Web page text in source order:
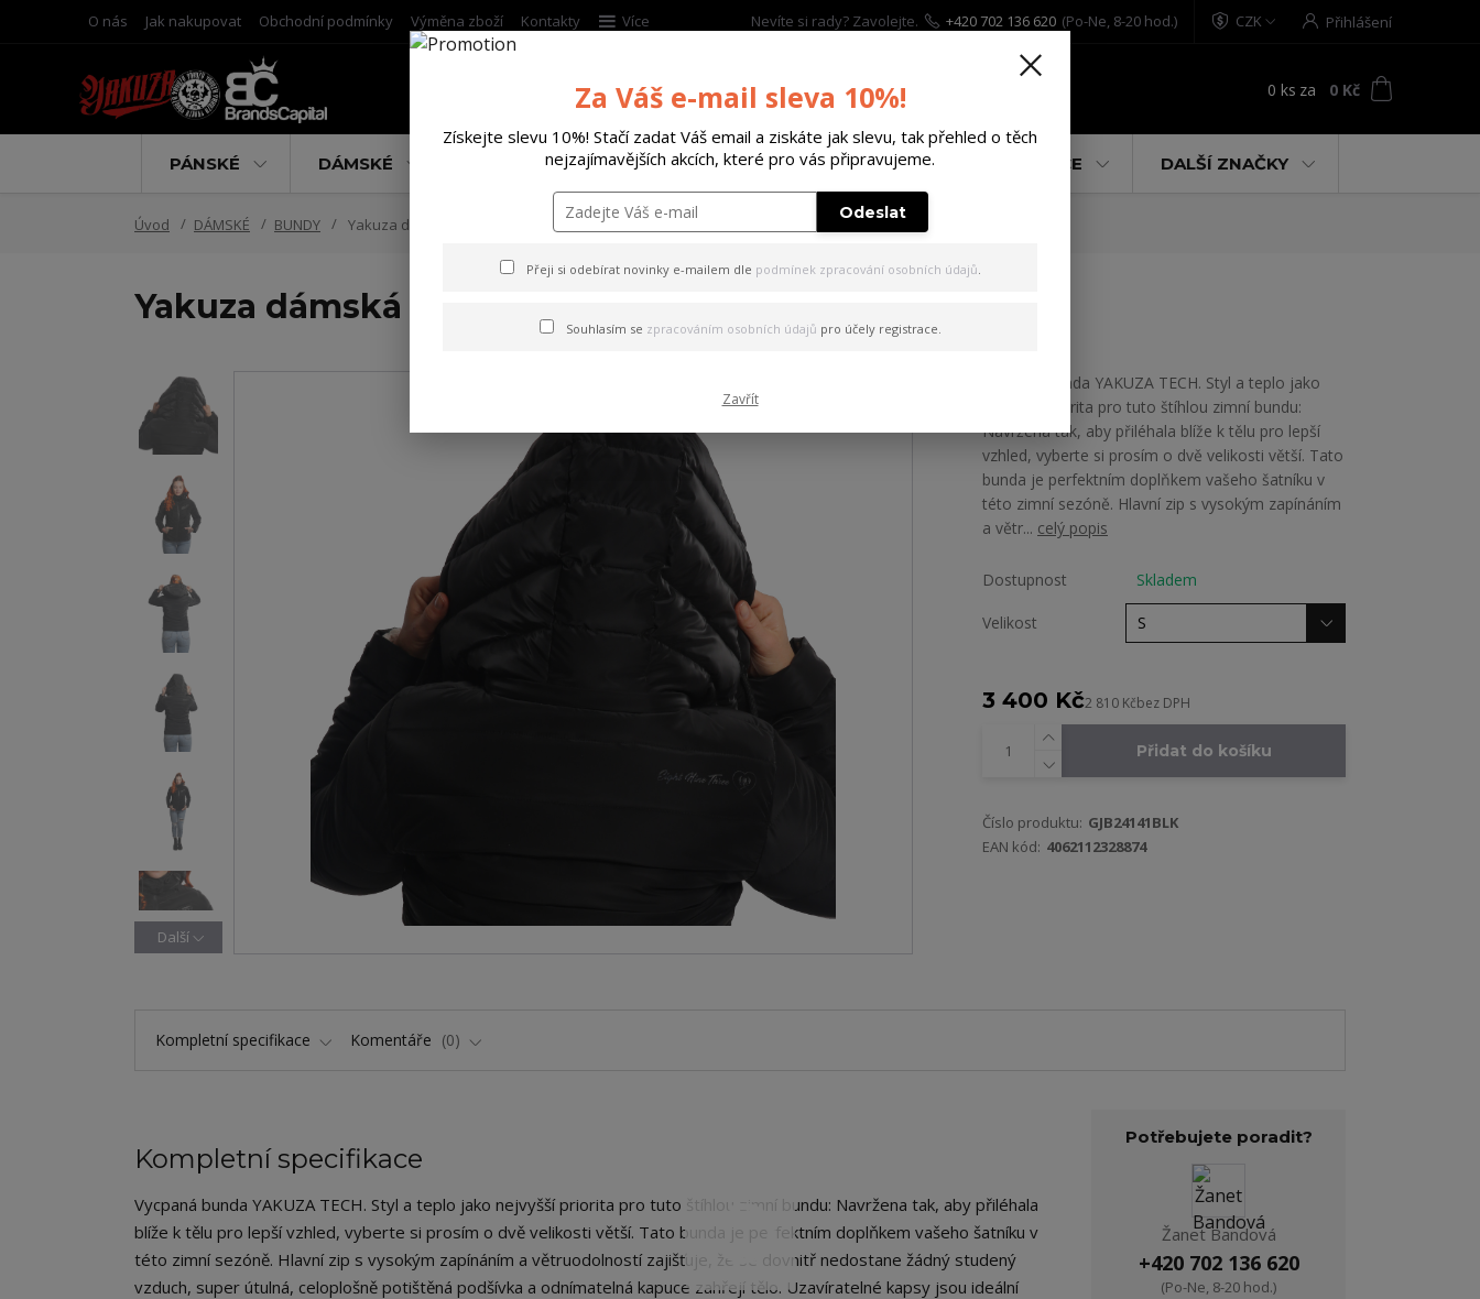
O nás Jak nakupovat Obchodní podmínky Výměna zboží Kontakty Více CZK Přihlášení
Nevíte si rady? Zavolejte. +420 702 136 620 (Po-Ne, 8-20 hod.)
0 ks za 0 Kč
PÁNSKÉ DÁMSKÉ DOPLŇKY DÁRKOVÉ POUKAZY % AKCE DALŠÍ ZNAČKY
Úvod DÁMSKÉ BUNDY Yakuza dámská větrovka Tech Puffer Jacket black S
Yakuza dámská větrovka Tech Puffer Jacket black S
Další
Vycpaná bunda YAKUZA TECH. Styl a teplo jako
nejvyšší priorita pro tuto štíhlou zimní bundu:
Navržena tak, aby přiléhala blíže k tělu pro lepší
vzhled, vyberte si prosím o dvě velikosti větší. Tato
bunda je perfektním doplňkem vašeho šatníku v
této zimní sezóně. Hlavní zip s vysokým zapínáním
a větr... celý popis
Dostupnost Skladem
Velikost
3 400 Kč2 810 Kčbez DPH
Přidat do košíku
Číslo produktu: GJB24141BLK
EAN kód: 4062112328874
Kompletní specifikace Komentáře 0
Kompletní specifikace
Vycpaná bunda YAKUZA TECH. Styl a teplo jako nejvyšší priorita pro tuto štíhlou zimní bundu: Navržena tak, aby přiléhala
blíže k tělu pro lepší vzhled, vyberte si prosím o dvě velikosti větší. Tato bunda je perfektním doplňkem vašeho šatníku v
této zimní sezóně. Hlavní zip s vysokým zapínáním a větruodolností zajišťuje, že se dovnitř nedostane žádný studený
vzduch, super útulná, celoplošně potištěná podšívka a odnímatelná kapuce zahřejí tělo. Uzavíratelné kapsy jsou ideální
Potřebujete poradit?
Žanet Bandová
+420 702 136 620
(Po-Ne, 8-20 hod.)
Za Váš e-mail sleva 10%!
Získejte slevu 10%! Stačí zadat Váš email a ziskáte jak slevu, tak přehled o těch
nejzajímavějších akcích, které pro vás připravujeme.
Odeslat
Přeji si odebírat novinky e-mailem dle podmínek zpracování osobních údajů.
Souhlasím se zpracováním osobních údajů pro účely registrace.
Zavřít